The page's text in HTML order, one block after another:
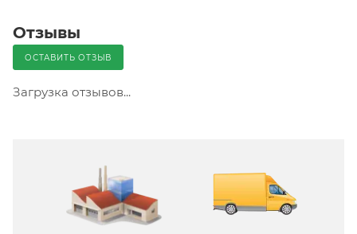
Отзывы
ОСТАВИТЬ ОТЗЫВ
Загрузка отзывов...